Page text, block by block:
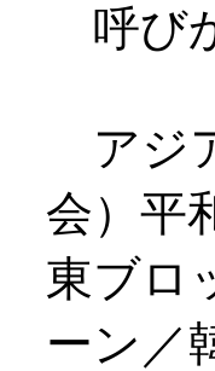
呼び
アジ
会）平
東ブロ
ーン／